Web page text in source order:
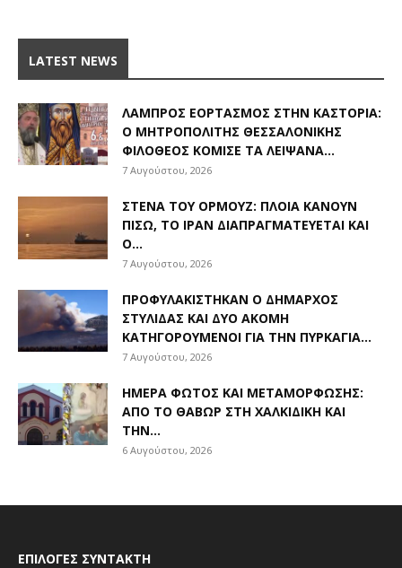
LATEST NEWS
ΛΑΜΠΡΌΣ ΕΟΡΤΑΣΜΌΣ ΣΤΗΝ ΚΑΣΤΟΡΙΆ:
Ο ΜΗΤΡΟΠΟΛΊΤΗΣ ΘΕΣΣΑΛΟΝΊΚΗΣ
ΦΙΛΌΘΕΟΣ ΚΌΜΙΣΕ ΤΑ ΛΕΊΨΑΝΑ...
7 Αυγούστου, 2026
ΣΤΕΝΆ ΤΟΥ ΟΡΜΟΎΖ: ΠΛΟΊΑ ΚΆΝΟΥΝ
ΠΊΣΩ, ΤΟ ΙΡΆΝ ΔΙΑΠΡΑΓΜΑΤΕΎΕΤΑΙ ΚΑΙ
Ο...
7 Αυγούστου, 2026
ΠΡΟΦΥΛΑΚΊΣΤΗΚΑΝ Ο ΔΉΜΑΡΧΟΣ
ΣΤΥΛΊΔΑΣ ΚΑΙ ΔΎΟ ΑΚΌΜΗ
ΚΑΤΗΓΟΡΟΎΜΕΝΟΙ ΓΙΑ ΤΗΝ ΠΥΡΚΑΓΙΆ...
7 Αυγούστου, 2026
ΗΜΈΡΑ ΦΩΤΌΣ ΚΑΙ ΜΕΤΑΜΌΡΦΩΣΗΣ:
ΑΠΌ ΤΟ ΘΑΒΏΡ ΣΤΗ ΧΑΛΚΙΔΙΚΉ ΚΑΙ
ΤΗΝ...
6 Αυγούστου, 2026
ΕΠΙΛΟΓΈΣ ΣΥΝΤΆΚΤΗ